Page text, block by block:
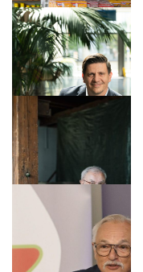
Makro
TÁMOGATÓI
TARTALOM
Családi